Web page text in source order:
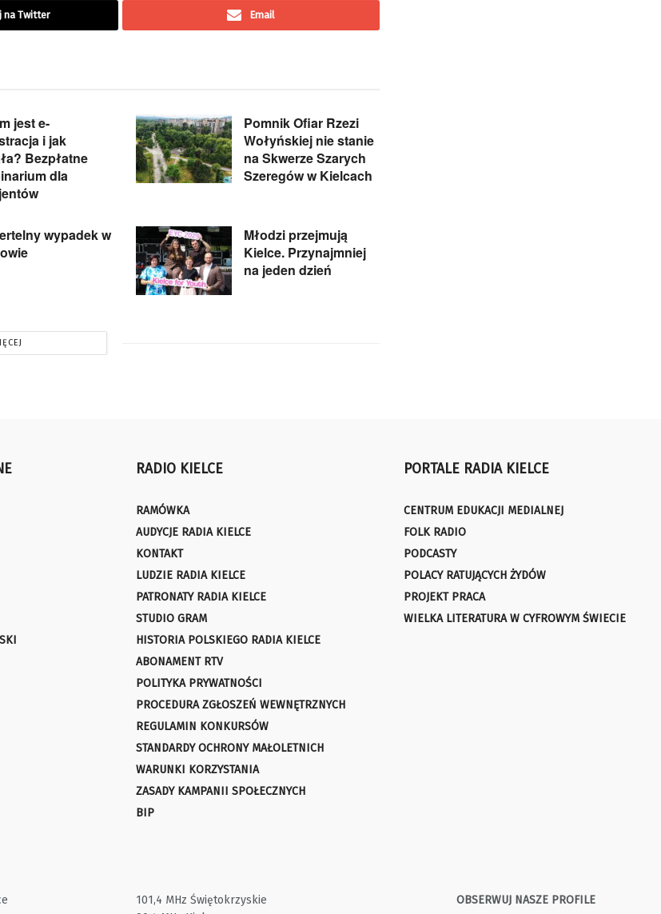
na Twitter Email
jest e-
i jak
Bezpłatne
dla
Pomnik Ofiar Rzezi
Wołyńskiej nie stanie
na Skwerze Szarych
Szeregów w Kielcach
wypadek w
Młodzi przejmują
Kielce. Przynajmniej
na jeden dzień
RADIO KIELCE
RAMÓWKA
AUDYCJE RADIA KIELCE
KONTAKT
LUDZIE RADIA KIELCE
PATRONATY RADIA KIELCE
STUDIO GRAM
HISTORIA POLSKIEGO RADIA KIELCE
ABONAMENT RTV
POLITYKA PRYWATNOŚCI
PROCEDURA ZGŁOSZEŃ WEWNĘTRZNYCH
REGULAMIN KONKURSÓW
STANDARDY OCHRONY MAŁOLETNICH
WARUNKI KORZYSTANIA
ZASADY KAMPANII SPOŁECZNYCH
BIP
PORTALE RADIA KIELCE
CENTRUM EDUKACJI MEDIALNEJ
FOLK RADIO
PODCASTY
POLACY RATUJĄCYCH ŻYDÓW
PROJEKT PRACA
WIELKA LITERATURA W CYFROWYM ŚWIECIE
101,4 MHz Świętokrzyskie
OBSERWUJ NASZE PROFILE